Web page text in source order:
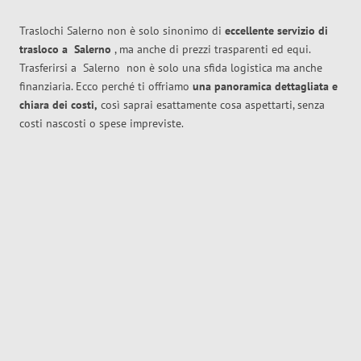
Traslochi Salerno non è solo sinonimo di eccellente servizio di
trasloco a Salerno , ma anche di prezzi trasparenti ed equi.
Trasferirsi a Salerno non è solo una sfida logistica ma anche
finanziaria. Ecco perché ti offriamo una panoramica dettagliata e
chiara dei costi, così saprai esattamente cosa aspettarti, senza
costi nascosti o spese impreviste.